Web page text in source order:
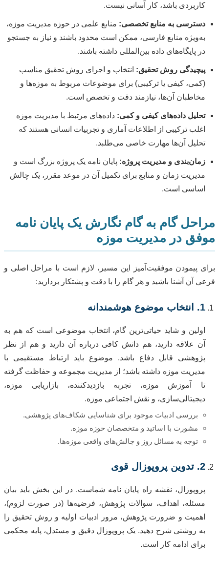
کاربردی باشد، کار آسانی نیست.
دسترسی به منابع تخصصی: منابع علمی در حوزه مدیریت موزه،
به‌ویژه منابع فارسی، ممکن است محدود باشند و نیاز به جستجو
در پایگاه‌های داده بین‌المللی داشته باشند.
پیچیدگی روش تحقیق: انتخاب و اجرای روش تحقیق مناسب
(کمی، کیفی یا ترکیبی) برای موضوعات مربوط به موزه‌ها و
مخاطبان آن‌ها، نیازمند دقت و تخصص است.
تحلیل داده‌های کیفی و کمی: داده‌های مرتبط با مدیریت موزه
اغلب ترکیبی از اطلاعات آماری و تجربیات انسانی هستند که
تحلیل آن‌ها مهارت خاصی می‌طلبد.
زمان‌بندی و مدیریت پروژه: پایان نامه یک پروژه بزرگ است و
مدیریت زمان و منابع برای تکمیل آن در موعد مقرر، یک چالش
اساسی است.
مراحل گام به گام نگارش یک پایان نامه
موفق در مدیریت موزه
برای پیمودن موفقیت‌آمیز این مسیر، لازم است با مراحل اصلی و
فرعی آن آشنا باشید و هر گام را با دقت و پشتکار بردارید:
1. انتخاب موضوع هوشمندانه
اولین و شاید حیاتی‌ترین گام، انتخاب موضوعی است که هم به
آن علاقه دارید، هم دانش کافی درباره آن دارید و هم از نظر
پژوهشی قابل دفاع باشد. موضوع باید ارتباط مستقیمی با
مدیریت موزه داشته باشد؛ از مدیریت مجموعه و حفاظت گرفته
تا آموزش موزه، تجربه بازدیدکننده، بازاریابی موزه،
دیجیتالی‌سازی، و نقش اجتماعی موزه.
بررسی ادبیات موجود برای شناسایی شکاف‌های پژوهشی.
مشورت با اساتید و متخصصان حوزه موزه.
توجه به مسائل روز و چالش‌های واقعی موزه‌ها.
2. تدوین پروپوزال قوی
پروپوزال، نقشه راه پایان نامه شماست. در این بخش باید بیان
مسئله، اهداف، سوالات پژوهش، فرضیه‌ها (در صورت لزوم)،
اهمیت و ضرورت پژوهش، مرور ادبیات اولیه و روش تحقیق را
به روشنی شرح دهید. یک پروپوزال دقیق و مستدل، پایه محکمی
برای ادامه کار است.